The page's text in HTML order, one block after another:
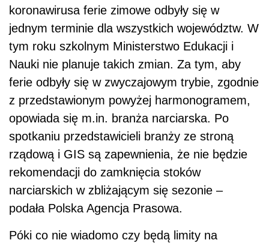
koronawirusa ferie zimowe odbyły się w
jednym terminie dla wszystkich województw. W
tym roku szkolnym Ministerstwo Edukacji i
Nauki nie planuje takich zmian. Za tym, aby
ferie odbyły się w zwyczajowym trybie, zgodnie
z przedstawionym powyżej harmonogramem,
opowiada się m.in. branża narciarska. Po
spotkaniu przedstawicieli branży ze stroną
rządową i GIS są zapewnienia, że nie będzie
rekomendacji do zamknięcia stoków
narciarskich w zbliżającym się sezonie –
podała Polska Agencja Prasowa.
Póki co nie wiadomo czy będą limity na